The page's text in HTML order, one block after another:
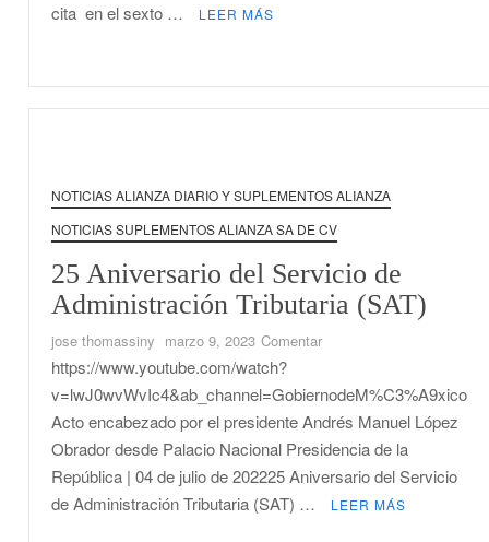
cita en el sexto …
LEER MÁS
NOTICIAS ALIANZA DIARIO Y SUPLEMENTOS ALIANZA
NOTICIAS SUPLEMENTOS ALIANZA SA DE CV
25 Aniversario del Servicio de
Administración Tributaria (SAT)
jose thomassiny marzo 9, 2023 Comentaren
Aniversario
Servicio
de
Administración
Tributaria
https://www.youtube.com/watch?
v=lwJ0wvWvIc4&ab_channel=GobiernodeM%C3%A9xico
Acto encabezado por el presidente Andrés Manuel López
Obrador desde Palacio Nacional Presidencia de la
República | 04 de julio de 202225 Aniversario del Servicio
de Administración Tributaria (SAT) …
LEER MÁS